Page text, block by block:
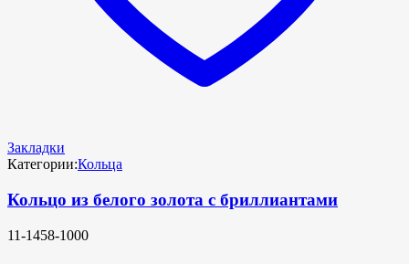
Закладки
Категории:Кольца
Кольцо из белого золота с бриллиантами
11-1458-1000